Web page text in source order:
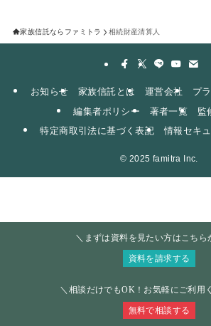
家族信託ならファミトラ 相続財産清算人
お知らせ 家族信託とは 運営会社
プ
編集者ポリシー
著者一覧
監
特定商取引法に基づく表記
情報セキ
© 2025 famitra Inc.
＼相談だけでもOK！お気軽にご利用
無料で相談する
＼まずは資料を見たい方はこちら
資料を請求する